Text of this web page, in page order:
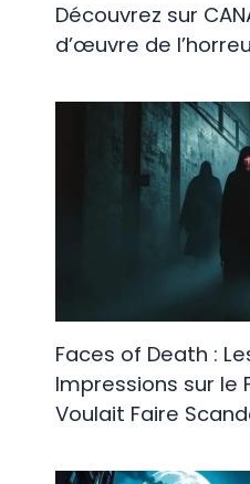
Découvrez sur
d’œuvre de
Faces of Death :
Impressions sur le
Voulait Faire